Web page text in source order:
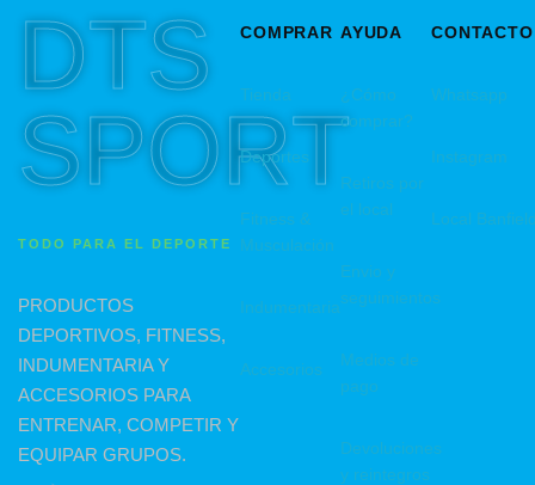
DTS
SPORT
TODO PARA EL DEPORTE
PRODUCTOS
DEPORTIVOS, FITNESS,
INDUMENTARIA Y
ACCESORIOS PARA
ENTRENAR, COMPETIR Y
EQUIPAR GRUPOS.
COMPRAR
Tienda
Deportes
Fitness &
Musculación
Indumentaria
Accesorios
AYUDA
¿Cómo
comprar?
Retiros por
el local
Envio y
seguimientos
Medios de
pago
Devoluciones
y reintegros
CONTACTO
Whatsapp
Instagram
Local